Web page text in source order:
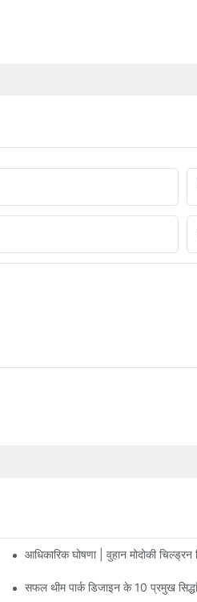
पर मनोरंजन की सुविधाएं हैं जिनमें 60 से अधिक
आधिकारिक घोषणा | वुहान मोदोकी
सफल थीम पार्क डिजाइन के 10 प्रमुख